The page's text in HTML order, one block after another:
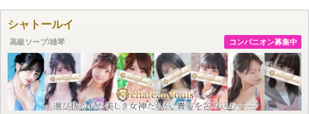
きれいな服をより美しく着こなせる。
そんな女(ひと)に、時々は、出逢いたい…
そこはフォーナイン。
シャトールイ
高級ソープ/雄琴 コンパニオン募集中